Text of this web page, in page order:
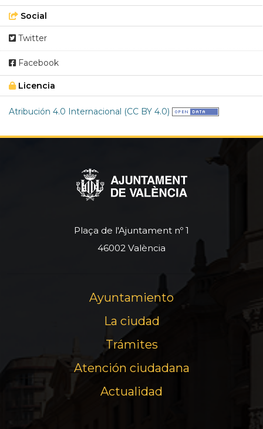
Social
Twitter
Facebook
Licencia
Atribución 4.0 Internacional (CC BY 4.0)
Plaça de l'Ajuntament nº 1
46002 València
Ayuntamiento
La ciudad
Trámites
Atención ciudadana
Actualidad